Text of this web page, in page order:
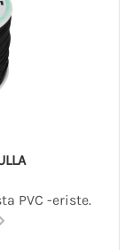
PVC -eriste.